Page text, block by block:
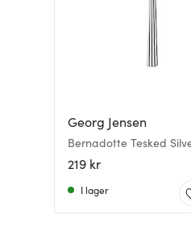
Georg Jensen
Bernadotte Tesked
219 kr
I lager